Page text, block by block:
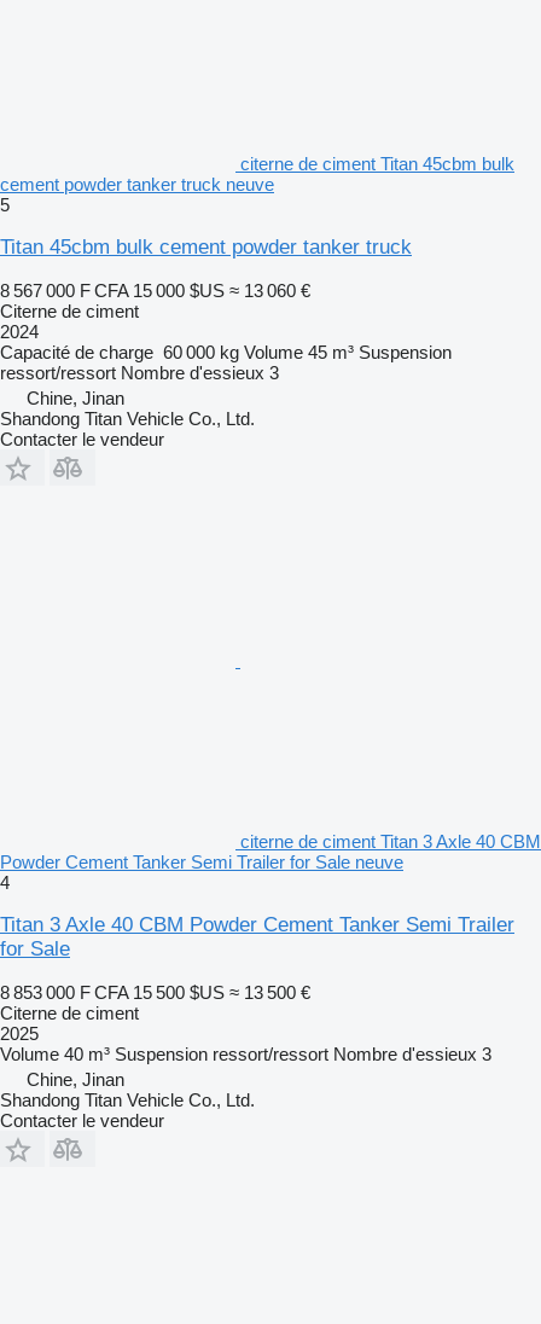
citerne de ciment Titan 45cbm bulk
cement powder tanker truck neuve
5
Titan 45cbm bulk cement powder tanker truck
8 567 000 F CFA 15 000 $US ≈ 13 060 €
Citerne de ciment
2024
Capacité de charge 60 000 kg Volume 45 m³ Suspension
ressort/ressort Nombre d'essieux 3
Chine, Jinan
Shandong Titan Vehicle Co., Ltd.
Contacter le vendeur
citerne de ciment Titan 3 Axle 40 CBM
Powder Cement Tanker Semi Trailer for Sale neuve
4
Titan 3 Axle 40 CBM Powder Cement Tanker Semi Trailer
for Sale
8 853 000 F CFA 15 500 $US ≈ 13 500 €
Citerne de ciment
2025
Volume 40 m³ Suspension ressort/ressort Nombre d'essieux 3
Chine, Jinan
Shandong Titan Vehicle Co., Ltd.
Contacter le vendeur